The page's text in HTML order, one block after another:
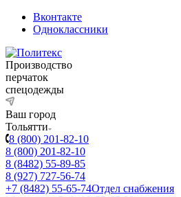
Вконтакте
Одноклассники
Производство
перчаток
спецодежды
Ваш город
Тольятти
8 (800) 201-82-10
8 (800) 201-82-10
8 (8482) 55-89-85
8 (927) 727-56-74
+7 (8482) 55-65-74Отдел снабжения